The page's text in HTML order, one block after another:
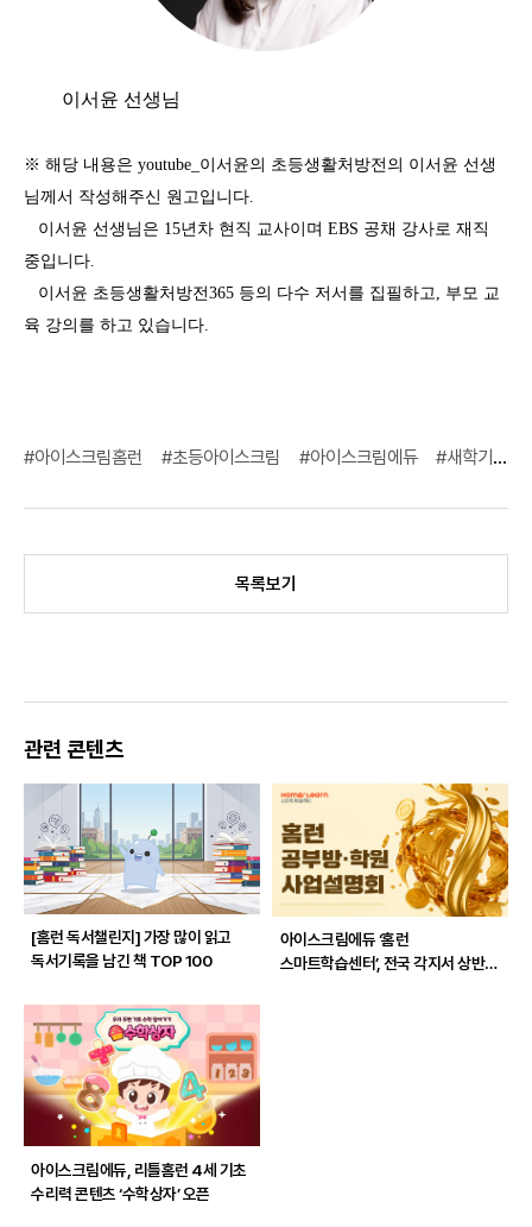
이서윤 선생님
※ 해당 내용은 youtube_이서윤의 초등생활처방전의 이서윤 선생
님께서 작성해주신 원고입니다.
이서윤 선생님은 15년차 현직 교사이며 EBS 공채 강사로 재직
중입니다.
이서윤 초등생활처방전365 등의 다수 저서를 집필하고, 부모 교
육 강의를 하고 있습니다.
#아이스크림홈런 #초등아이스크림 #아이스크림에듀 #새학기
목록보기
관련 콘텐츠
[홈런 독서챌린지]가장 많이 읽고
독서기록을 남긴 책 TOP 100
아이스크림에듀 ‘홈런
스마트학습센터’, 전국 각지서 상반기
아이스크림에듀, 리틀홈런 4세 기초
수리력 콘텐츠 ‘수학상자’ 오픈